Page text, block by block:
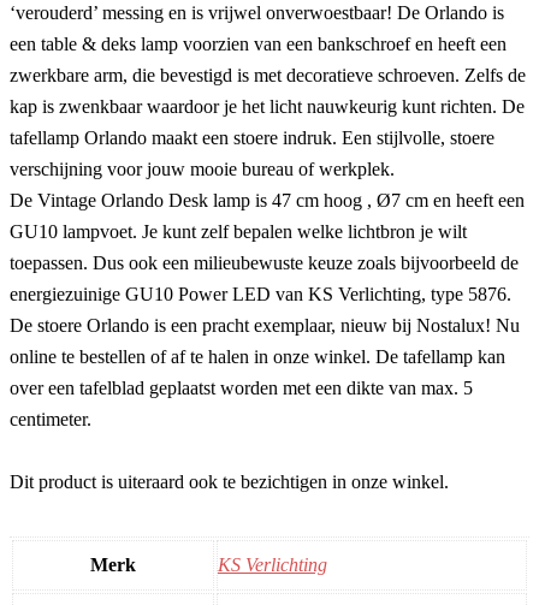
‘verouderd’ messing en is vrijwel onverwoestbaar! De Orlando is
een table & deks lamp voorzien van een bankschroef en heeft een
zwerkbare arm, die bevestigd is met decoratieve schroeven. Zelfs de
kap is zwenkbaar waardoor je het licht nauwkeurig kunt richten. De
tafellamp Orlando maakt een stoere indruk. Een stijlvolle, stoere
verschijning voor jouw mooie bureau of werkplek.
De Vintage Orlando Desk lamp is 47 cm hoog , Ø7 cm en heeft een
GU10 lampvoet. Je kunt zelf bepalen welke lichtbron je wilt
toepassen. Dus ook een milieubewuste keuze zoals bijvoorbeeld de
energiezuinige GU10 Power LED van KS Verlichting, type 5876.
De stoere Orlando is een pracht exemplaar, nieuw bij Nostalux! Nu
online te bestellen of af te halen in onze winkel. De tafellamp kan
over een tafelblad geplaatst worden met een dikte van max. 5
centimeter.
Dit product is uiteraard ook te bezichtigen in onze winkel.
Merk KS Verlichting